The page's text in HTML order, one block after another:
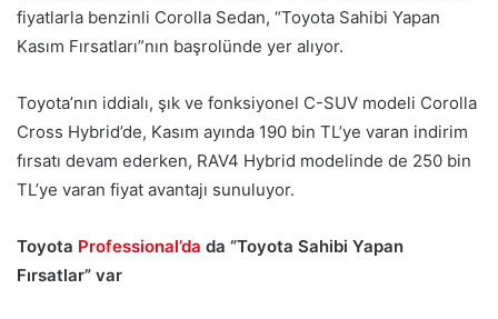
fiyatlarla benzinli Corolla Sedan, “Toyota Sahibi Yapan
Kasım Fırsatları”nın başrolünde yer alıyor.
Toyota’nın iddialı, şık ve fonksiyonel C-SUV modeli Corolla
Cross Hybrid’de, Kasım ayında 190 bin TL’ye varan indirim
fırsatı devam ederken, RAV4 Hybrid modelinde de 250 bin
TL’ye varan fiyat avantajı sunuluyor.
Toyota Professional’da da “Toyota Sahibi Yapan
Fırsatlar” var